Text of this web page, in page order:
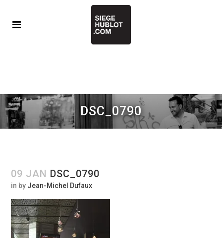
DSC_0790
09 JAN DSC_0790
in by Jean-Michel Dufaux